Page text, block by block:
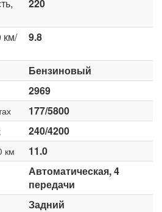
220
км/
9.8
Бензиновый
2969
177/5800
240/4200
км
11.0
Автоматическая, 4
передачи
Задний